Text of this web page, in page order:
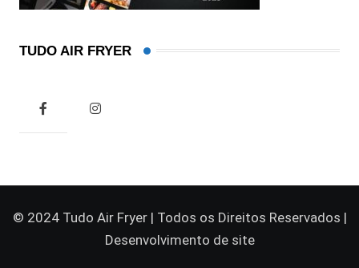
TUDO AIR FRYER
© 2024 Tudo Air Fryer | Todos os Direitos Reservados |
Desenvolvimento de site